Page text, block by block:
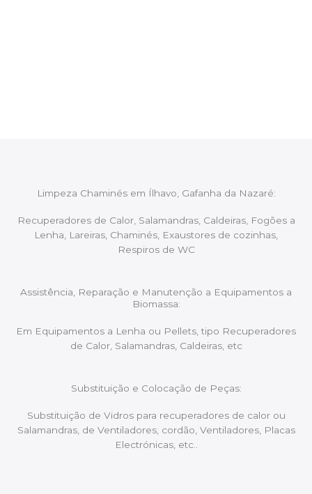
Limpeza Chaminés em Ílhavo, Gafanha da Nazaré:
Recuperadores de Calor, Salamandras, Caldeiras, Fogões a
Lenha, Lareiras, Chaminés, Exaustores de cozinhas,
Respiros de WC
Assistência, Reparação e Manutenção a Equipamentos a
Biomassa:
Em Equipamentos a Lenha ou Pellets, tipo Recuperadores
de Calor, Salamandras, Caldeiras, etc
Substituição e Colocação de Peças:
Substituição de Vidros para recuperadores de calor ou
Salamandras, de Ventiladores, cordão, Ventiladores, Placas
Electrónicas, etc..